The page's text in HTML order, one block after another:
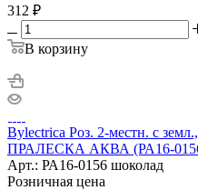
312 ₽
В корзину
Bylectrica Роз. 2-местн. с
ПРАЛЕСКА АКВА (РА16-
Арт.: РА16-0156 шоколад
Розничная цена